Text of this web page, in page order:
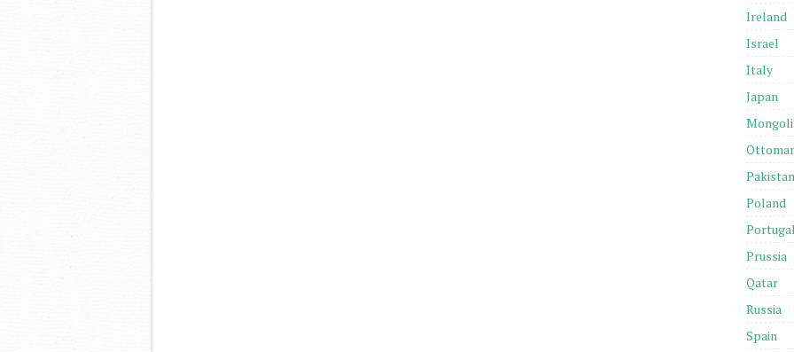
Ireland
Israel
Italy
Japan
Pakistan
Poland
Prussia
Qatar
Russia
Spain